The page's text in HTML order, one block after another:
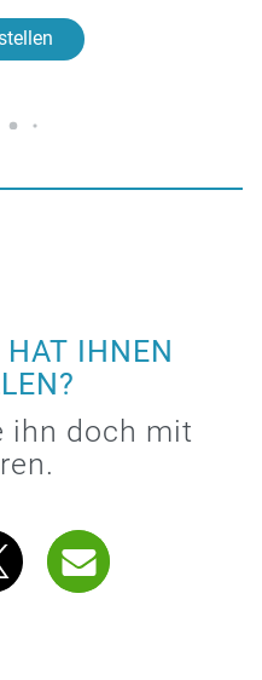
HAT IHNEN
ihn doch mit